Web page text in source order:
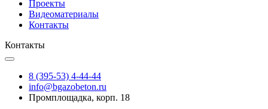
Проекты
Видеоматериалы
Контакты
Контакты
8 (395-53) 4-44-44
info@bgazobeton.ru
Промплощадка, корп. 18